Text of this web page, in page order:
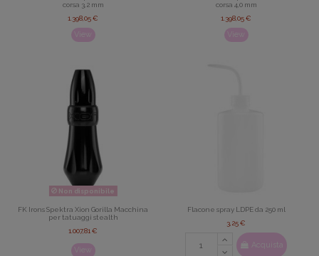
corsa 3,2 mm
1.398,05 €
View
corsa 4,0 mm
1.398,05 €
View
Non disponibile
FK Irons Spektra Xion Gorilla Macchina
per tatuaggi stealth
1.007,81 €
View
Flacone spray LDPE da 250 ml
3,25 €
Acquista